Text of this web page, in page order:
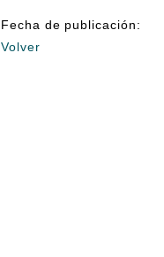
Fecha de publicación:
Volver